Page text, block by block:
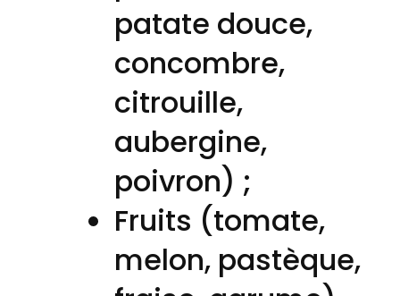
patate douce,
concombre,
citrouille,
aubergine,
poivron) ;
Fruits (tomate,
melon, pastèque,